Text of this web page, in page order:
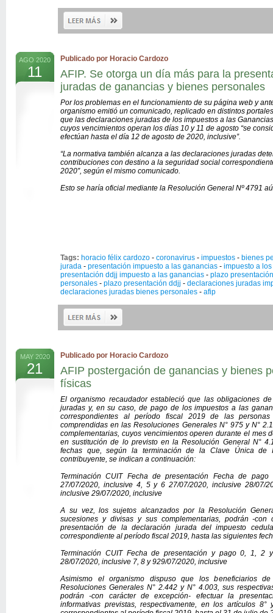
AGO 2020
11
Publicado por Horacio Cardozo
AFIP. Se otorga un día más para la
juradas de ganancias y bienes personales
Por los problemas en el funcionamiento de su página web y
organismo emitió un comunicado, replicado en distintos
que las declaraciones juradas de los impuestos a las
cuyos vencimientos operan los días 10 y 11 de agosto “se
efectúan hasta el día 12 de agosto de 2020, inclusive”.
“La normativa también alcanza a las declaraciones juradas
contribuciones con destino a la seguridad social
2020″, según el mismo comunicado.
Esto se haría oficial mediante la Resolución General Nº 4791
Tags: horacio félix cardozo - coronavirus - impuestos - bienes
jurada - presentación impuesto a las ganancias - impuesto a
presentación ddjj impuesto a las ganancias - plazo
personales - plazo presentación ddjj - declaraciones juradas
declaraciones juradas bienes personales - afip
MAY 2020
21
Publicado por Horacio Cardozo
AFIP postergación de ganancias y bienes
físicas
El organismo recaudador estableció que las obligaciones
juradas y, en su caso, de pago de los impuestos a las
correspondientes al período fiscal 2019 de las
comprendidas en las Resoluciones Generales N° 975 y N°
complementarias, cuyos vencimientos operen durante el mes
en sustitución de lo previsto en la Resolución General N°
fechas que, según la terminación de la Clave Única de
contribuyente, se indican a continuación:
Terminación CUIT Fecha de presentación Fecha de
27/07/2020, inclusive 4, 5 y 6 27/07/2020, inclusive 28/07/
inclusive 29/07/2020, inclusive
A su vez, los sujetos alcanzados por la Resolución
sucesiones y divisas y sus complementarias, podrán -con
presentación de la declaración jurada del impuesto
correspondiente al período fiscal 2019, hasta las siguientes
Terminación CUIT Fecha de presentación y pago 0, 1,
28/07/2020, inclusive 7, 8 y 929/07/2020, inclusive
Asimismo el organismo dispuso que los beneficiarios
Resoluciones Generales N° 2.442 y N° 4.003, sus
podrán -con carácter de excepción- efectuar la
informativas previstas, respectivamente, en los artículos